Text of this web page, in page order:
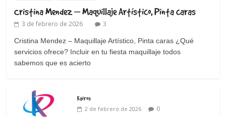
Cristina Mendez – Maquillaje Artístico, Pinta caras
3 de febrero de 2026 3
Cristina Mendez – Maquillaje Artístico, Pinta caras ¿Qué
servicios ofrece? Incluir en tu fiesta maquillaje todos
sabemos que es acierto
Kairos
2 de febrero de 2026 0